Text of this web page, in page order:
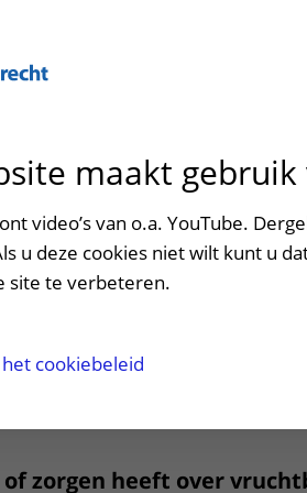
patiëntportaal
het ziekenhuis
en voorzieningen
en veiligheid
Contact en route
Contactgegevens
Contact met
Utrecht
zorgen heeft over
maakt gebruik
video’s van o.a. YouTube.
u deze cookies niet wilt kunt u
site te verbeteren.
cookiebeleid